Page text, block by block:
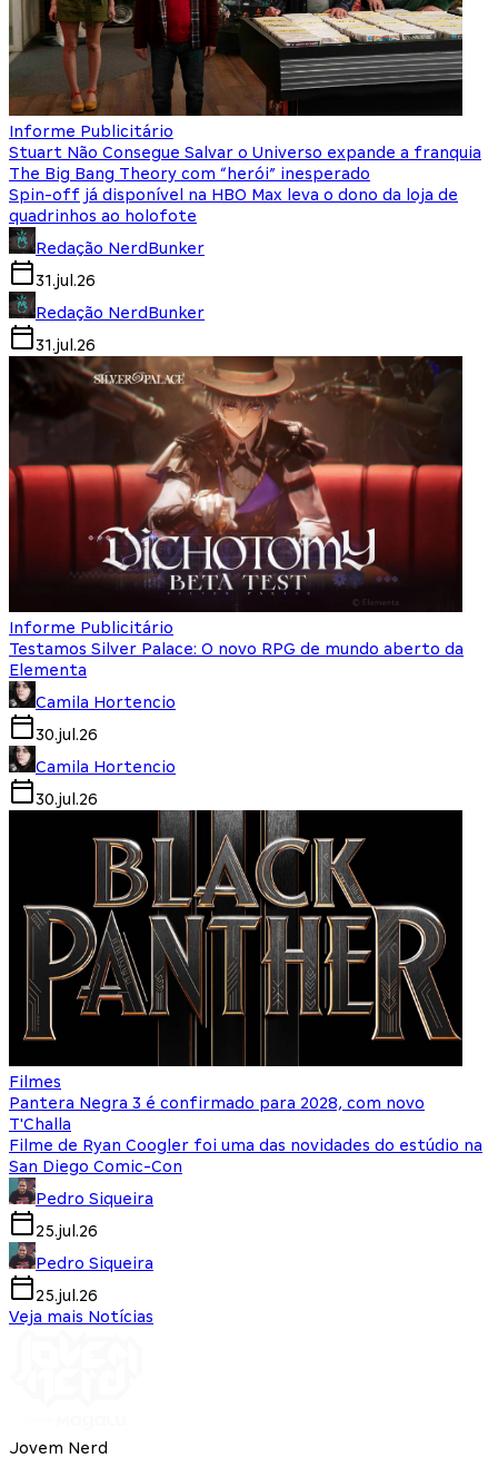
Informe Publicitário
Stuart Não Consegue Salvar o Universo expande a franquia
The Big Bang Theory com “herói” inesperado
Spin-off já disponível na HBO Max leva o dono da loja de
quadrinhos ao holofote
Redação NerdBunker
31.jul.26
Redação NerdBunker
31.jul.26
Informe Publicitário
Testamos Silver Palace: O novo RPG de mundo aberto da
Elementa
Camila Hortencio
30.jul.26
Camila Hortencio
30.jul.26
Filmes
Pantera Negra 3 é confirmado para 2028, com novo
T'Challa
Filme de Ryan Coogler foi uma das novidades do estúdio na
San Diego Comic-Con
Pedro Siqueira
25.jul.26
Pedro Siqueira
25.jul.26
Veja mais Notícias
Jovem Nerd